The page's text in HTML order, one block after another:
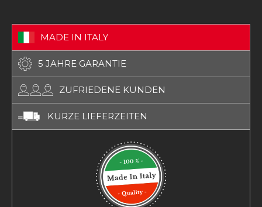
MADE IN ITALY
5 JAHRE GARANTIE
ZUFRIEDENE KUNDEN
KURZE LIEFERZEITEN